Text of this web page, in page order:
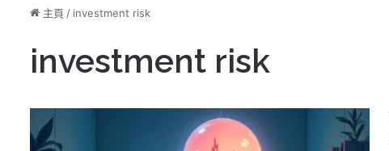
主頁 / investment risk
investment risk